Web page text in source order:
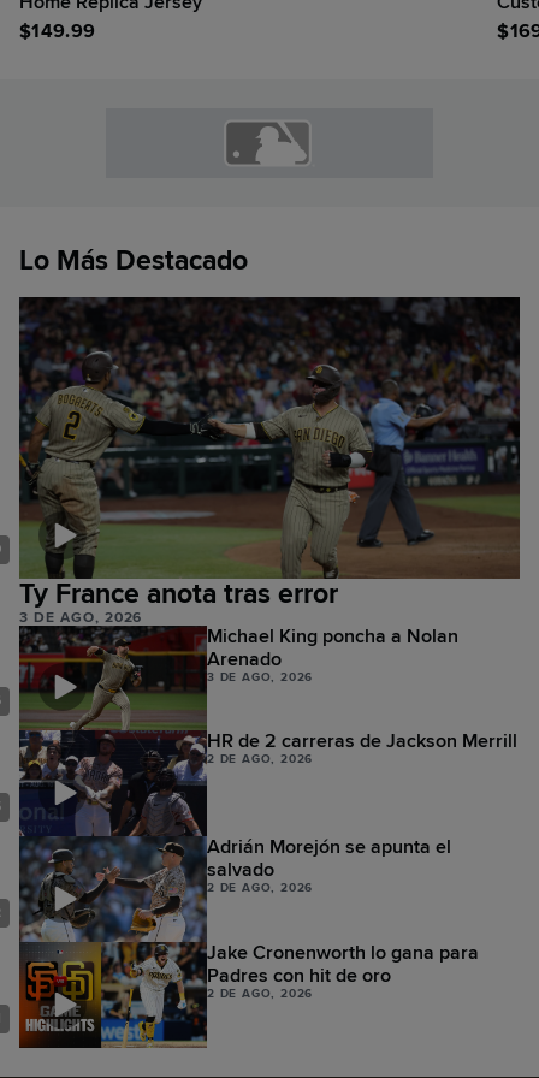
$149.99
$
Lo Más Destacado
Ty France anota tras error
3 DE AGO, 2026
Michael King poncha a Nolan
Arenado
3 DE AGO, 2026
HR de 2 carreras de Jackson Merrill
2 DE AGO, 2026
Adrián Morejón se apunta el
salvado
2 DE AGO, 2026
Jake Cronenworth lo gana para
Padres con hit de oro
2 DE AGO, 2026